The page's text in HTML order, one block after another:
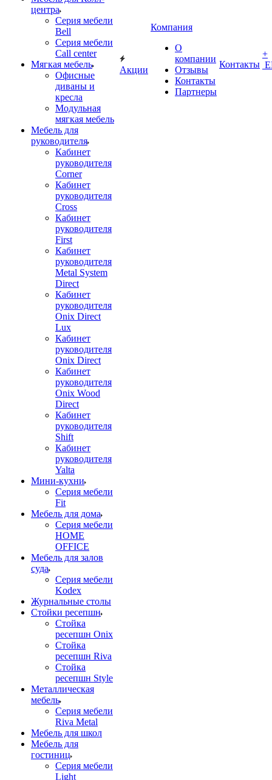
центра
Серия мебели
Bell
Серия мебели
Call center
Мягкая мебель
Офисные
диваны и
кресла
Модульная
мягкая мебель
Мебель для
руководителя
Кабинет
руководителя
Corner
Кабинет
руководителя
Cross
Кабинет
руководителя
First
Кабинет
руководителя
Metal System
Direct
Кабинет
руководителя
Onix Direct
Lux
Кабинет
руководителя
Onix Direct
Кабинет
руководителя
Onix Wood
Direct
Кабинет
руководителя
Shift
Кабинет
руководителя
Yalta
Мини-кухни
Серия мебели
Fit
Мебель для дома
Серия мебели
HOME
OFFICE
Мебель для залов
суда
Серия мебели
Kodex
Журнальные столы
Стойки ресепшн
Стойка
ресепшн Onix
Стойка
ресепшн Riva
Стойка
ресепшн Style
Металлическая
мебель
Серия мебели
Riva Metal
Мебель для школ
Мебель для
гостиниц
Серия мебели
Light
Акции
Компания
О
компании
Отзывы
Контакты
Партнеры
Контакты
+